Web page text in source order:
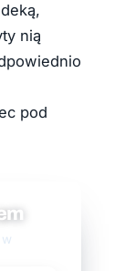
nią
pod